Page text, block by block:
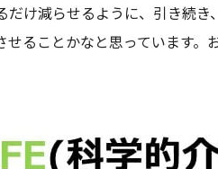
け減らせるように、引き続き
ることかなと思っています。